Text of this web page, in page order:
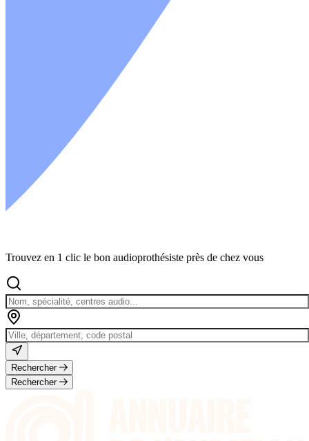
Trouvez en 1 clic le bon audioprothésiste près de chez vous
Rechercher
Rechercher